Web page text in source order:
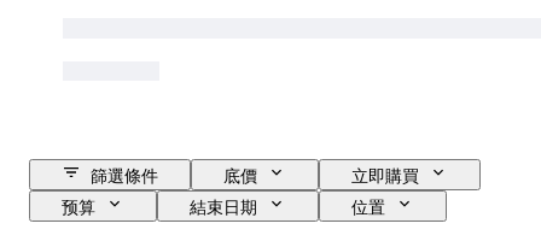
篩選條件 底價
立即購買
预算
結束日期
位置